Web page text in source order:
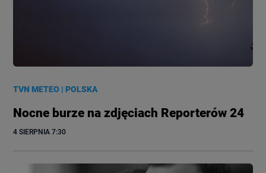
TVN METEO |POLSKA
Nocne burze na zdjęciach Reporterów 24
4 SIERPNIA 7:30